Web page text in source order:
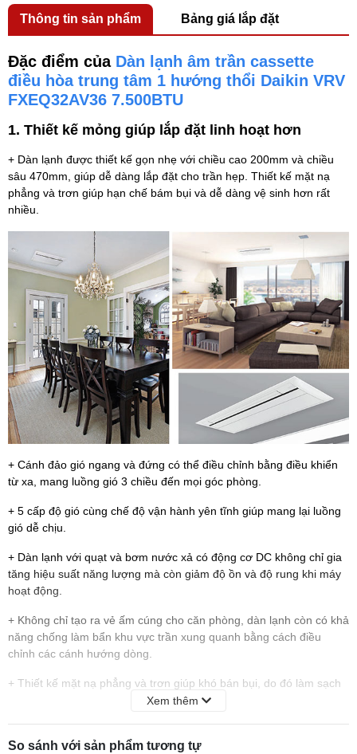
Thông tin sản phẩm Bảng giá lắp đặt
Đặc điểm của Dàn lạnh âm trần cassette
điều hòa trung tâm 1 hướng thổi Daikin VRV
FXEQ32AV36 7.500BTU
1. Thiết kế mỏng giúp lắp đặt linh hoạt hơn
+ Dàn lạnh được thiết kế gọn nhẹ với chiều cao 200mm và chiều
sâu 470mm, giúp dễ dàng lắp đặt cho trần hẹp. Thiết kế mặt nạ
phẳng và trơn giúp hạn chế bám bụi và dễ dàng vệ sinh hơn rất
nhiều.
+ Cánh đảo gió ngang và đứng có thể điều chỉnh bằng điều khiển
từ xa, mang luồng gió 3 chiều đến mọi góc phòng.
+ 5 cấp độ gió cùng chế độ vận hành yên tĩnh giúp mang lại luồng
gió dễ chịu.
+ Dàn lạnh với quạt và bơm nước xả có động cơ DC không chỉ gia
tăng hiệu suất năng lượng mà còn giảm độ ồn và độ rung khi máy
hoạt động.
+ Không chỉ tạo ra vẻ ấm cúng cho căn phòng, dàn lạnh còn có khả
năng chống làm bẩn khu vực trần xung quanh bằng cách điều
chỉnh các cánh hướng dòng.
+ Thiết kế mặt nạ phẳng và trơn giúp khó bán bụi, do đó làm sạch
Xem thêm
So sánh với sản phẩm tương tự